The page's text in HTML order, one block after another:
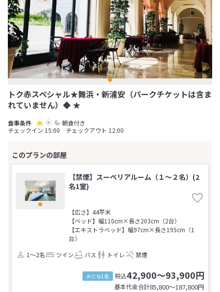
トク赤スペシャル★舞浜・新浦安（パークチケットは含ま
れていません）◆ ★
朝食付き
チェックイン 15:00 チェックアウト 12:00
【禁煙】スーペリアルーム（１～２名）(2
名1室)
【広さ】44平米
【ベッド】幅110cm×長さ203cm（2台）
【エキストラベッド】幅97cm×長さ195cm（1
台）
1～2名
ツイン バス トイレ 禁煙
おとな1名 税込42,900～93,900円
基本代金合計85,800〜187,800円